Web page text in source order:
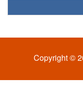
Copyright ©